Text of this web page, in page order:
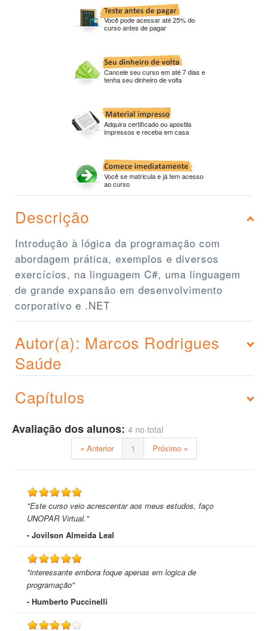
Você pode acessar até 25% do
curso antes de pagar
Cancele seu curso em até 7 dias e
tenha seu dinheiro de volta
Adquira certificado ou apostila
impressos e receba em casa
Você se matricula e já tem acesso
ao curso
Descrição
Introdução à lógica da programação com
abordagem prática, exemplos e diversos
exercícios, na linguagem C#, uma linguagem
de grande expansão em desenvolvimento
corporativo e .NET
Autor(a): Marcos Rodrigues
Saúde
Capítulos
Avaliação dos alunos: 4 no total
« Anterior 1 Próximo »
"Este curso veio acrescentar aos meus estudos, faço
UNOPAR Virtual."
- Jovilson Almeida Leal
"interessante embora foque apenas em logica de
programação"
- Humberto Puccinelli